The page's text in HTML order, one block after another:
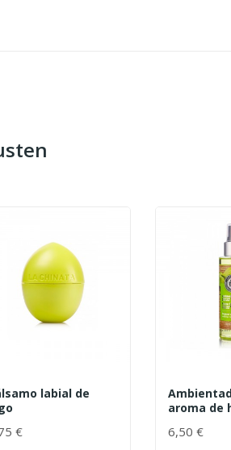
labial de
€
aroma de
6,50 €